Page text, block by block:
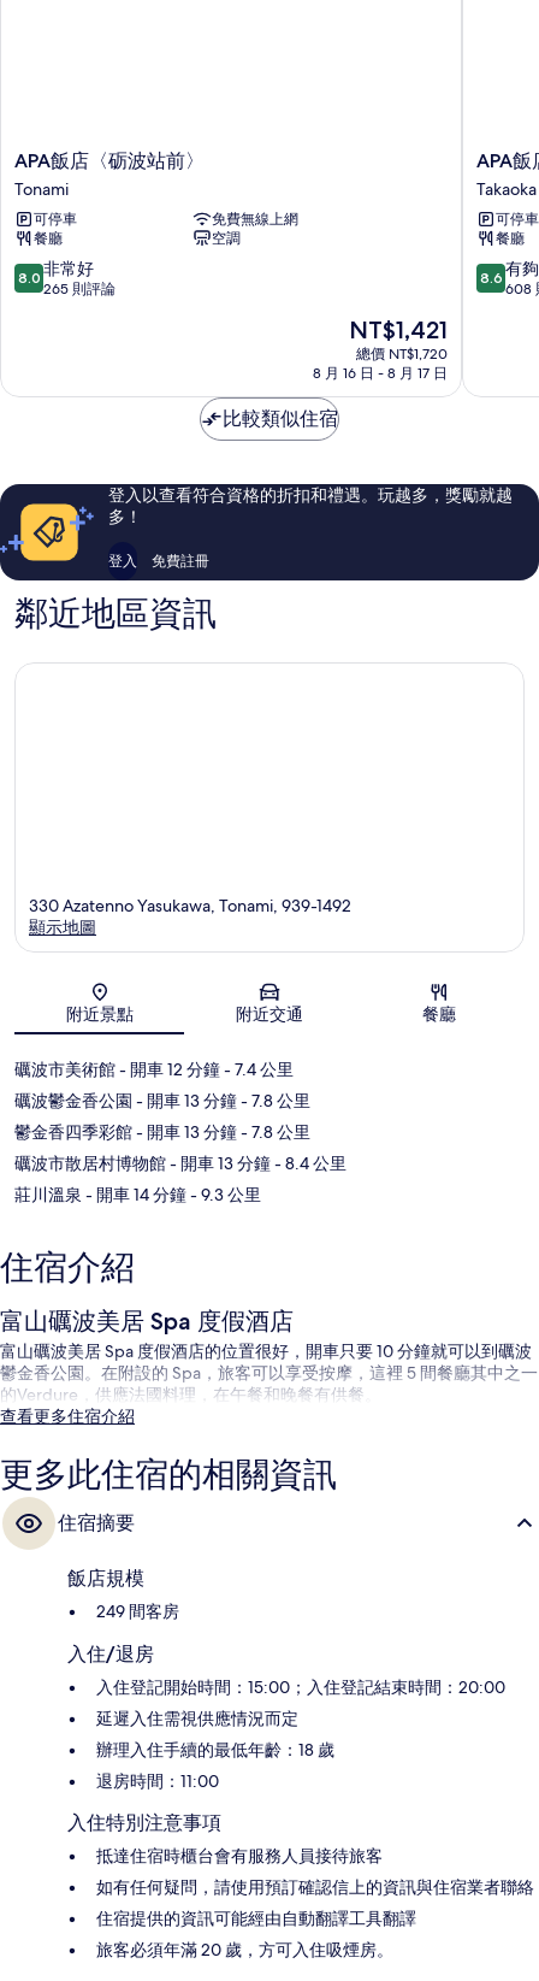
所
有
相
片
情
APA
飯
店
〈砺
波
站
前〉
APA飯店〈砺波站前〉
Tonami
可停車
免費無線上網
餐廳
空調
8.0
分，
非
則
評
8.0 非常好
265 則評論
現
在
價
NT$1,421
總價 NT$1,720
8 月 16 日 - 8 月 17 日
APA
飯
店
高
岡
站
前
APA飯
Takaoka
可停車
餐廳
8.6
分，
有
則
評
8.6 有
608
比較類似住宿
登入以查看符合資格的折扣和禮遇。玩越多，獎勵就越
多！
登入 免費註冊
鄰近地區資訊
地圖
330 Azatenno Yasukawa, Tonami, 939-1492
顯示地圖
附近景點 附近交通 餐廳
礪波市美術館- 開車 12 分鐘- 7.4 公里
礪波鬱金香公園 - 開車 13 分鐘- 7.8 公里
鬱金香四季彩館- 開車 13 分鐘- 7.8 公里
礪波市散居村博物館- 開車 13 分鐘- 8.4 公里
莊川溫泉 - 開車 14 分鐘- 9.3 公里
住宿介紹
富山礪波美居 Spa 度假酒店
富山礪波美居 Spa 度假酒店的位置很好，開車只要 10 分鐘就可以到礪波
鬱金香公園。在附設的 Spa，旅客可以享受按摩，這裡 5 間餐廳其中之一
的Verdure，供應法國料理，在午餐和晚餐有供餐。
查看更多住宿介紹
更多此住宿的相關資訊
住宿摘要
飯店規模
249 間客房
入住/退房
入住登記開始時間：15:00；入住登記結束時間：20:00
延遲入住需視供應情況而定
辦理入住手續的最低年齡：18 歲
退房時間：11:00
入住特別注意事項
抵達住宿時櫃台會有服務人員接待旅客
如有任何疑問，請使用預訂確認信上的資訊與住宿業者聯絡
住宿提供的資訊可能經由自動翻譯工具翻譯
旅客必須年滿 20 歲，方可入住吸煙房。